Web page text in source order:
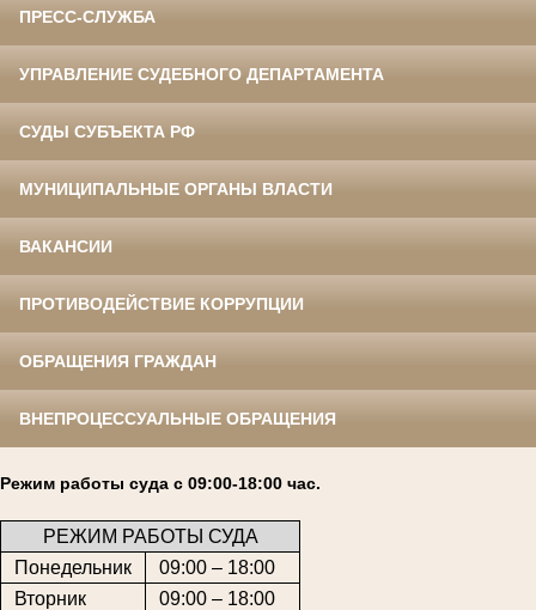
ПРЕСС-СЛУЖБА
УПРАВЛЕНИЕ СУДЕБНОГО ДЕПАРТАМЕНТА
СУДЫ СУБЪЕКТА РФ
МУНИЦИПАЛЬНЫЕ ОРГАНЫ ВЛАСТИ
ВАКАНСИИ
ПРОТИВОДЕЙСТВИЕ КОРРУПЦИИ
ОБРАЩЕНИЯ ГРАЖДАН
ВНЕПРОЦЕССУАЛЬНЫЕ ОБРАЩЕНИЯ
Режим работы суда с 09:00-18:00 час.
РЕЖИМ РАБОТЫ СУДА
Понедельник
09:00 – 18:00
Вторник
09:00 – 18:00